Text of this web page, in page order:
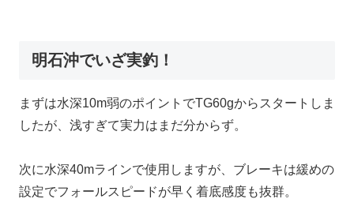
明石沖でいざ実釣！
まずは水深10m弱のポイントでTG60gからスタートしま
したが、浅すぎて実力はまだ分からず。
次に水深40mラインで使用しますが、ブレーキは緩めの
設定でフォールスピードが早く着底感度も抜群。